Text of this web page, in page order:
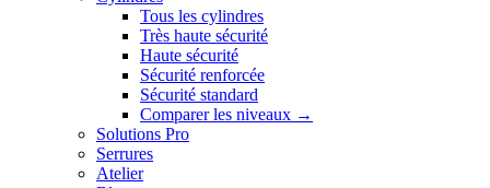
Tous les cylindres
Très haute sécurité
Haute sécurité
Sécurité renforcée
Sécurité standard
Comparer les niveaux →
Solutions Pro
Serrures
Atelier